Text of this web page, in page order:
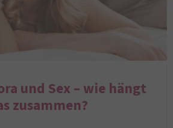
und Sex – wie hängt
zusammen?